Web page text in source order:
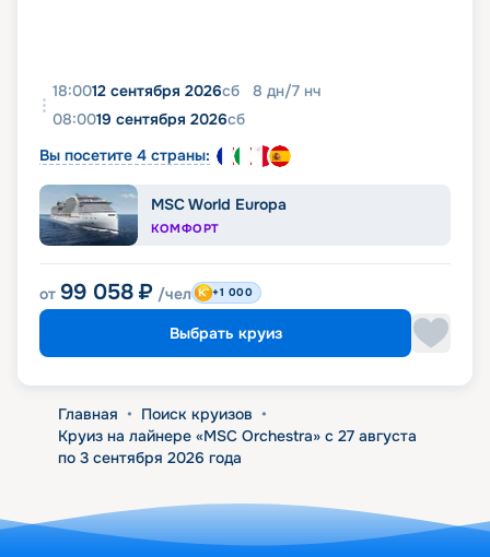
18:0012 сентября 2026сб 8 дн/7 нч
08:0019 сентября 2026сб
Вы посетите 4 страны:
MSC World Europa
КОМФОРТ
от 99 058 ₽ /чел +1 000
Выбрать круиз
Главная • Поиск круизов •
Круиз на лайнере «MSC Orchestra» с 27 августа
по 3 сентября 2026 года